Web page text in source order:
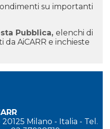
su importanti
Pubblica, elenchi di
AiCARR e inchieste
Milano - Italia - Tel.